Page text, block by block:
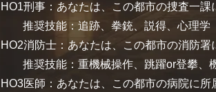
HO1刑事：あなたは、この都市の捜査一課
推奨技能：追跡、拳銃、説得、心理学
HO2消防士：あなたは、この都市の消防
推奨技能：重機械操作、跳躍or登攀、
HO3医師：あなたは、この都市の病院に所